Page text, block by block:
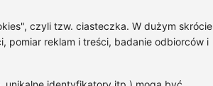
czyli tzw. ciasteczka. W dużym skrócie
pomiar reklam i treści, badanie odbiorców i